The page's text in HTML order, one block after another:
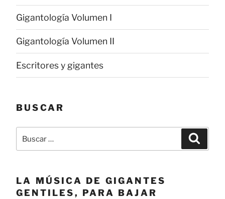
Gigantología Volumen I
Gigantología Volumen II
Escritores y gigantes
BUSCAR
Buscar
LA MÚSICA DE GIGANTES
GENTILES, PARA BAJAR